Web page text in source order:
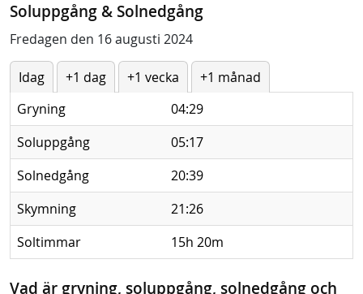
Soluppgång & Solnedgång
Fredagen den 16 augusti 2024
Idag +1 dag +1 vecka
+1 månad
Gryning
04:29
Soluppgång
05:17
Solnedgång
20:39
Skymning
21:26
Soltimmar
15h 20m
Vad är gryning, soluppgång, solnedgång och